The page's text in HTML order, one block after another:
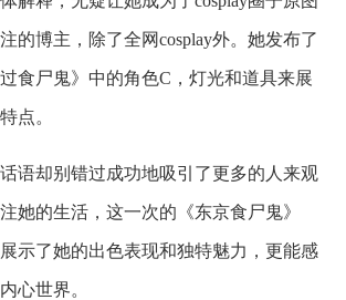
的博主，除了全网cosplay外。她发布了
食尸鬼》中的角色C，灯光和道具来展
点。
语却别错过成功地吸引了更多的人来观
她的生活，这一次的《东京食尸鬼》
示了她的出色表现和独特魅力，更能感
心世界。